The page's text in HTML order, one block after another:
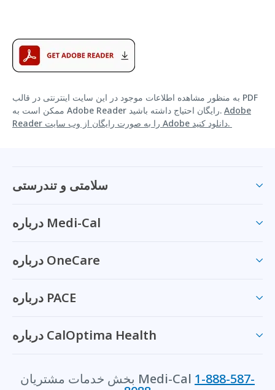
به منظور مشاهده اطلاعات موجود در این سایت اینترنتی در قالب PDF
ممکن است به Adobe Reader رایگان احتیاج داشته باشید. Adobe
Reader را به صورت رایگان از وب سایت Adobe دانلود کنید.
سلامتی و تندرستی
درباره Medi-Cal
درباره OneCare
درباره PACE
درباره CalOptima Health
بخش خدمات مشتریان Medi-Cal 1-888-587-